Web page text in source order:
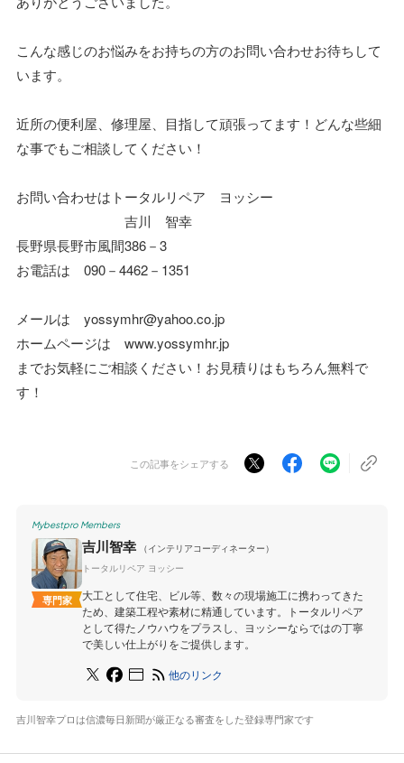
こんな感じのお悩みをお持ちの方のお問い合わせお待ちして
います。
近所の便利屋、修理屋、目指して頑張ってます！どんな些細
な事でもご相談してください！
お問い合わせはトータルリペア ヨッシー
吉川 智幸
長野県長野市風間386－3
お電話は 090－4462－1351
メールは yossymhr@yahoo.co.jp
ホームページは www.yossymhr.jp
までお気軽にご相談ください！お見積りはもちろん無料で
す！
この記事をシェアする
Mybestpro Members
専門家
吉川智幸
（インテリアコーディネーター）
トータルリペア ヨッシー
大工として住宅、ビル等、数々の現場施工に携わってきた
ため、建築工程や素材に精通しています。トータルリペア
として得たノウハウをプラスし、ヨッシーならではの丁寧
で美しい仕上がりをご提供します。
他のリンク
吉川智幸プロは信濃毎日新聞が厳正なる審査をした登録専門家です